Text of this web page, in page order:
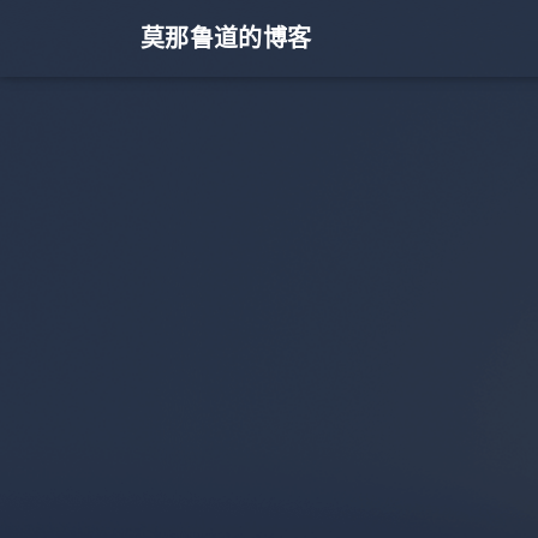
莫那鲁道的博客